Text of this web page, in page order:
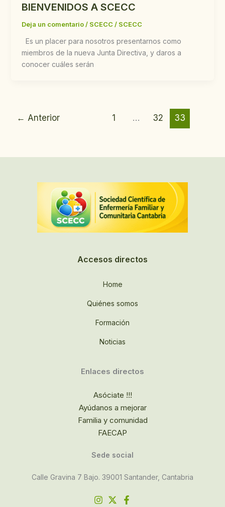
BIENVENIDOS A SCECC
Deja un comentario / SCECC/ SCECC
Es un placer para nosotros presentarnos como
miembros de la nueva Junta Directiva, y daros a
conocer cuáles serán
← Anterior 1 … 32 33
Accesos directos
Home
Quiénes somos
Formación
Noticias
Enlaces directos
Asóciate !!!
Ayúdanos a mejorar
Familia y comunidad
FAECAP
Sede social
Calle Gravina 7 Bajo. 39001 Santander, Cantabria